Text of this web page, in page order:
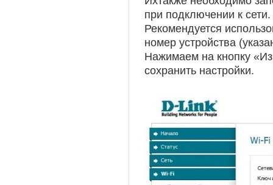
при подключении к сети.
Рекомендуется
номер устройства
Нажимаем на кнопку
сохранить настройки.